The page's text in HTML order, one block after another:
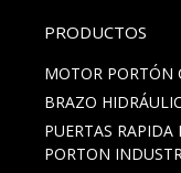
PRODUCTOS
MOTOR PORTÓN
BRAZO
PUERTAS
PORTON